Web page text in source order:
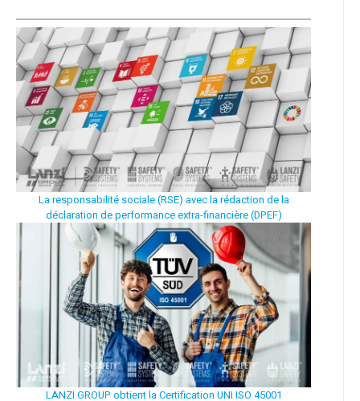
La responsabilité sociale (RSE) avec la rédaction de la
déclaration de performance extra-financière (DPEF)
LANZI GROUP obtient la Certification UNI ISO 45001